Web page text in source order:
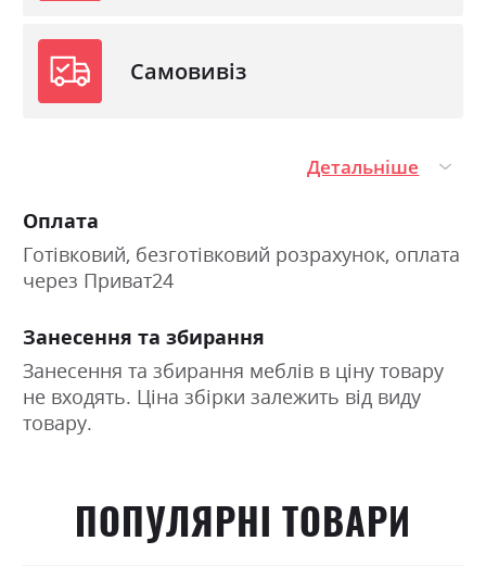
Самовивіз
Детальніше
Оплата
Готівковий, безготівковий розрахунок, оплата
через Приват24
Занесення та збирання
Занесення та збирання меблів в ціну товару
не входять. Ціна збірки залежить від виду
товару.
ПОПУЛЯРНІ ТОВАРИ